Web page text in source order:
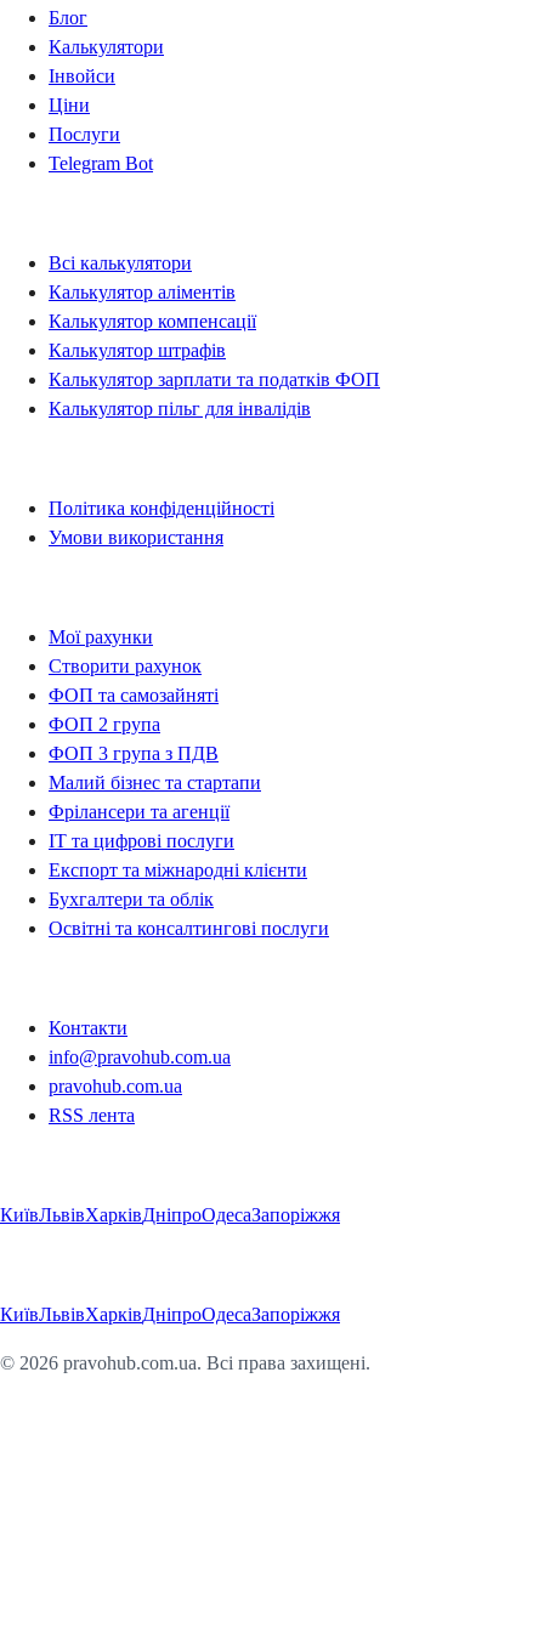
Блог
Калькулятори
Інвойси
Ціни
Послуги
Telegram Bot
Всі калькулятори
Калькулятор аліментів
Калькулятор компенсації
Калькулятор штрафів
Калькулятор зарплати та податків ФОП
Калькулятор пільг для інвалідів
Політика конфіденційності
Умови використання
Мої рахунки
Створити рахунок
ФОП та самозайняті
ФОП 2 група
ФОП 3 група з ПДВ
Малий бізнес та стартапи
Фрілансери та агенції
IT та цифрові послуги
Експорт та міжнародні клієнти
Бухгалтери та облік
Освітні та консалтингові послуги
Контакти
info@pravohub.com.ua
pravohub.com.ua
RSS лента
КиївЛьвівХарківДніпроОдесаЗапоріжжя
КиївЛьвівХарківДніпроОдесаЗапоріжжя
© 2026 pravohub.com.ua. Всі права захищені.